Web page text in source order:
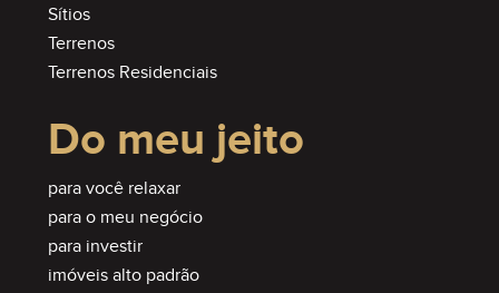
Sítios
Terrenos
Terrenos Residenciais
Do meu jeito
para você relaxar
para o meu negócio
para investir
imóveis alto padrão